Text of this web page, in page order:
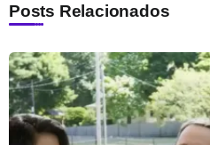
Posts Relacionados